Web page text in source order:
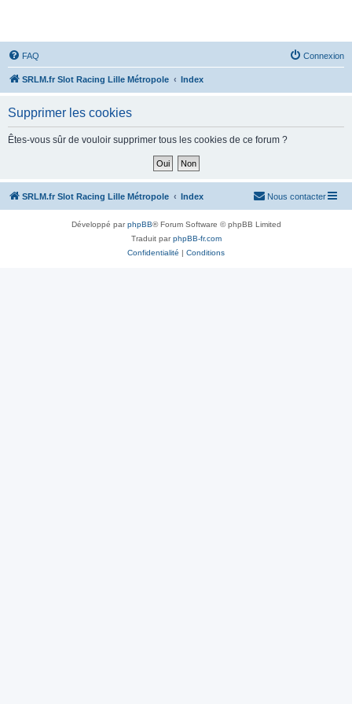
FAQ Connexion
SRLM.fr Slot Racing Lille Métropole Index
Supprimer les cookies
Êtes-vous sûr de vouloir supprimer tous les cookies de ce forum ?
SRLM.fr Slot Racing Lille Métropole Index Nous contacter
Développé parphpBB® Forum Software © phpBB Limited
Traduit parphpBB-fr.com
Confidentialité | Conditions